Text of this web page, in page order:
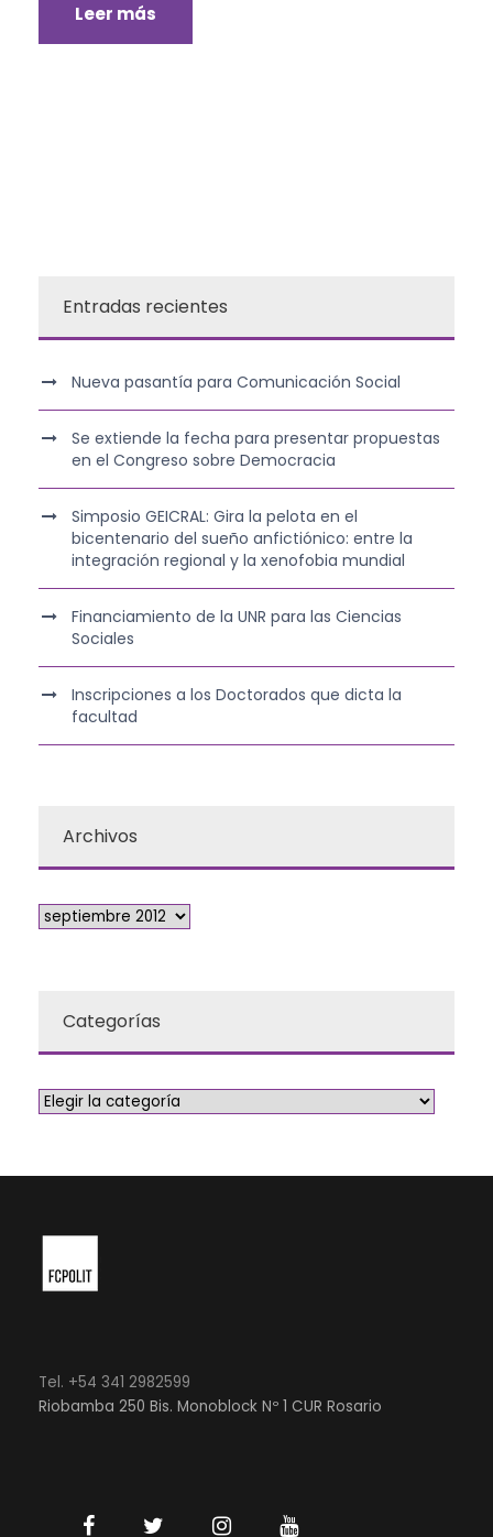
Leer más
Entradas recientes
Nueva pasantía para Comunicación Social
Se extiende la fecha para presentar propuestas
en el Congreso sobre Democracia
Simposio GEICRAL: Gira la pelota en el
bicentenario del sueño anfictiónico: entre la
integración regional y la xenofobia mundial
Financiamiento de la UNR para las Ciencias
Sociales
Inscripciones a los Doctorados que dicta la
facultad
Archivos
Categorías
Tel. +54 341 2982599
Riobamba 250 Bis. Monoblock Nº 1 CUR Rosario